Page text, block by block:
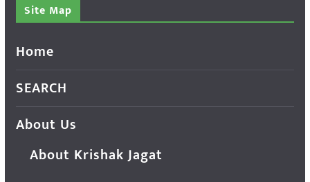
Site Map
Home
SEARCH
About Us
About Krishak Jagat